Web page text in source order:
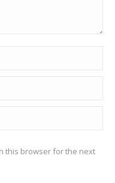
this browser for the next